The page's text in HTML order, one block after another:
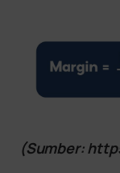
(Sumber: